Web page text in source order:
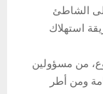
الشاطئ
استهلاك
من مسؤولين
ومن أطر